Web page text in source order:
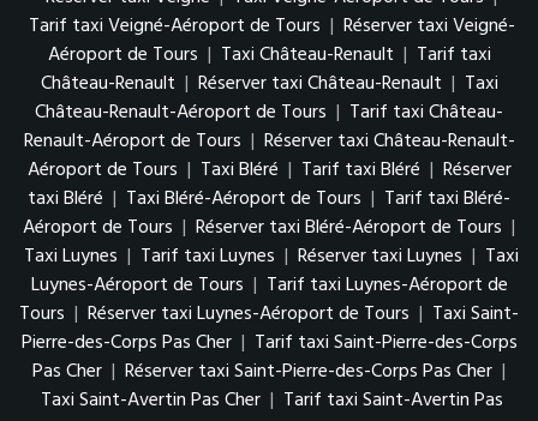
Tarif taxi Veigné-Aéroport de Tours | Réserver taxi Veigné-
Aéroport de Tours | Taxi Château-Renault | Tarif taxi
Château-Renault | Réserver taxi Château-Renault | Taxi
Château-Renault-Aéroport de Tours | Tarif taxi Château-
Renault-Aéroport de Tours | Réserver taxi Château-Renault-
Aéroport de Tours | Taxi Bléré | Tarif taxi Bléré | Réserver
taxi Bléré | Taxi Bléré-Aéroport de Tours | Tarif taxi Bléré-
Aéroport de Tours | Réserver taxi Bléré-Aéroport de Tours |
Taxi Luynes | Tarif taxi Luynes | Réserver taxi Luynes | Taxi
Luynes-Aéroport de Tours | Tarif taxi Luynes-Aéroport de
Tours | Réserver taxi Luynes-Aéroport de Tours | Taxi Saint-
Pierre-des-Corps Pas Cher | Tarif taxi Saint-Pierre-des-Corps
Pas Cher | Réserver taxi Saint-Pierre-des-Corps Pas Cher |
Taxi Saint-Avertin Pas Cher | Tarif taxi Saint-Avertin Pas